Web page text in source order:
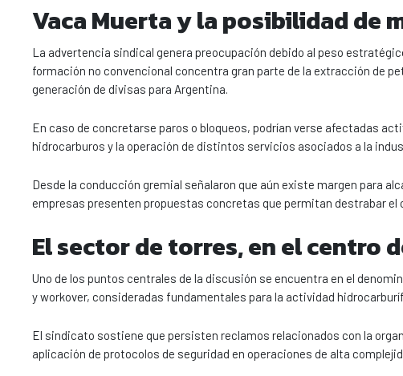
Vaca Muerta y la posibilidad de
La advertencia sindical genera preocupación debido al peso
formación no convencional concentra gran parte de la extracción de
generación de divisas para Argentina.
En caso de concretarse paros o bloqueos, podrían verse afectadas
hidrocarburos y la operación de distintos servicios asociados a la
Desde la conducción gremial señalaron que aún existe margen para
empresas presenten propuestas concretas que permitan destrabar el
El sector de torres, en el centro
Uno de los puntos centrales de la discusión se encuentra en el
y workover, consideradas fundamentales para la actividad
El sindicato sostiene que persisten reclamos relacionados con la
aplicación de protocolos de seguridad en operaciones de alta